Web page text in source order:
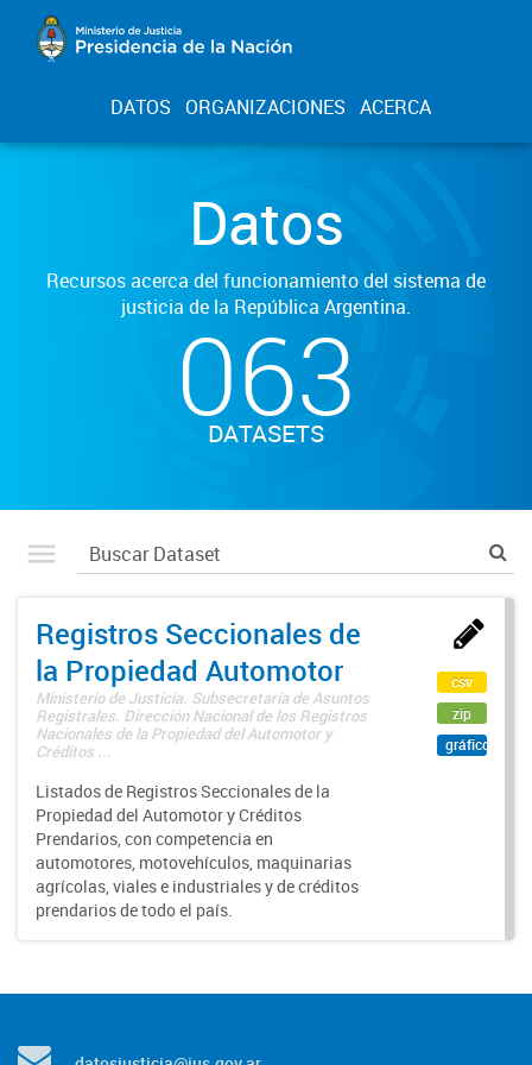
DATOS ORGANIZACIONES ACERCA
Datos
Recursos acerca del funcionamiento del sistema de
justicia de la República Argentina.
063
DATASETS
Registros Seccionales de
la Propiedad Automotor
Ministerio de Justicia. Subsecretaría de Asuntos
Registrales. Dirección Nacional de los Registros
Nacionales de la Propiedad del Automotor y
Créditos ...
Listados de Registros Seccionales de la
Propiedad del Automotor y Créditos
Prendarios, con competencia en
automotores, motovehículos, maquinarias
agrícolas, viales e industriales y de créditos
prendarios de todo el país.
csv
zip
gráfico